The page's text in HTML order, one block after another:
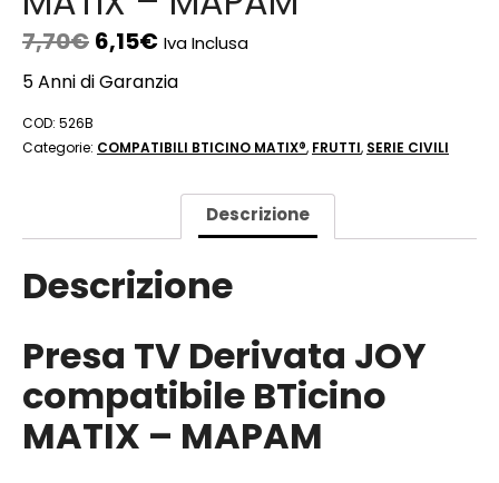
7,70€ 6,15€ Iva Inclusa
5 Anni di Garanzia
COD: 526B
Categorie: COMPATIBILI BTICINO MATIX®, FRUTTI, SERIE CIVILI
Descrizione
Descrizione
Presa TV Derivata JOY
compatibile BTicino
MATIX – MAPAM